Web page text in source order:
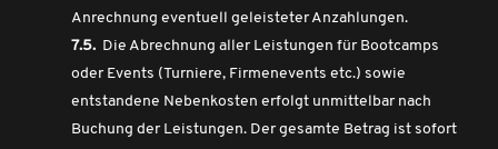
Anrechnung eventuell geleisteter Anzahlungen.
7.5. Die Abrechnung aller Leistungen für Bootcamps
oder Events (Turniere, Firmenevents etc.) sowie
entstandene Nebenkosten erfolgt unmittelbar nach
Buchung der Leistungen. Der gesamte Betrag ist sofort